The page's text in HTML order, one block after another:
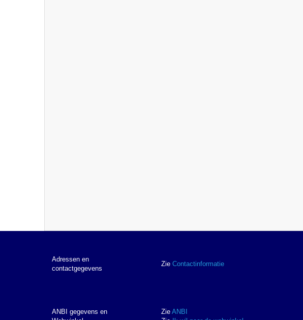
Adressen en
contactgegevens
Zie Contactinformatie
ANBI gegevens en
Zie ANBI